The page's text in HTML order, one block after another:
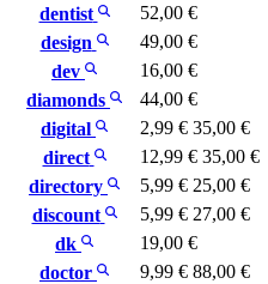
dentist
52,00 €
design
49,00 €
dev
16,00 €
diamonds
44,00 €
digital
2,99 € 35,00 €
direct
12,99 € 35,00 €
directory
5,99 € 25,00 €
discount
5,99 € 27,00 €
dk
19,00 €
doctor
9,99 € 88,00 €